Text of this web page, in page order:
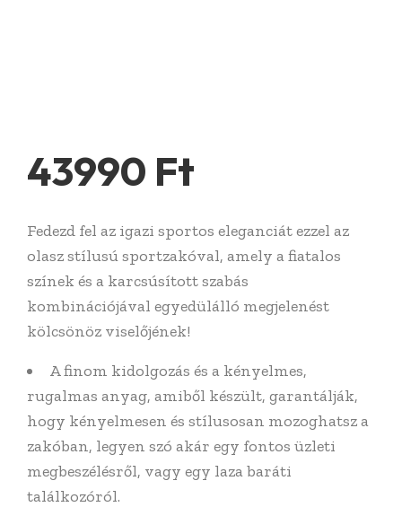
43990 Ft
Fedezd fel az igazi sportos eleganciát ezzel az
olasz stílusú sportzakóval, amely a fiatalos
színek és a karcsúsított szabás
kombinációjával egyedülálló megjelenést
kölcsönöz viselőjének!
A finom kidolgozás és a kényelmes,
rugalmas anyag, amiből készült, garantálják,
hogy kényelmesen és stílusosan mozoghatsz a
zakóban, legyen szó akár egy fontos üzleti
megbeszélésről, vagy egy laza baráti
találkozóról.